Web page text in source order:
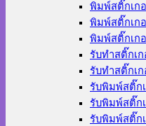
พิมพ์สติ๊กเก
พิมพ์สติ๊กเก
พิมพ์สติ๊กเก
รับทำสติ๊กเ
รับทำสติ๊กเ
รับพิมพ์สติ๊ก
รับพิมพ์สติ๊ก
รับพิมพ์สติ๊ก